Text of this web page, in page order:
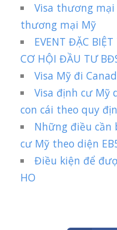
Visa thương
thương mại Mỹ
EVENT ĐẶC BIỆT
CƠ HỘI ĐẦU TƯ
Visa Mỹ đi
Visa định cư Mỹ
con cái theo quy
Những điều cần
cư Mỹ theo diện
Điều kiện để
HO